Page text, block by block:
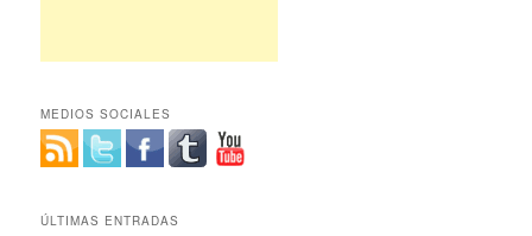
MEDIOS SOCIALES
ÚLTIMAS ENTRADAS